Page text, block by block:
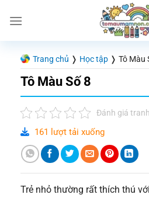
đến
Trang chủ ❭ Học tập ❭ Tô Màu
Tô Màu Số 8
Đánh giá
161 lượt tải xuống
Trẻ nhỏ thường rất thích thú